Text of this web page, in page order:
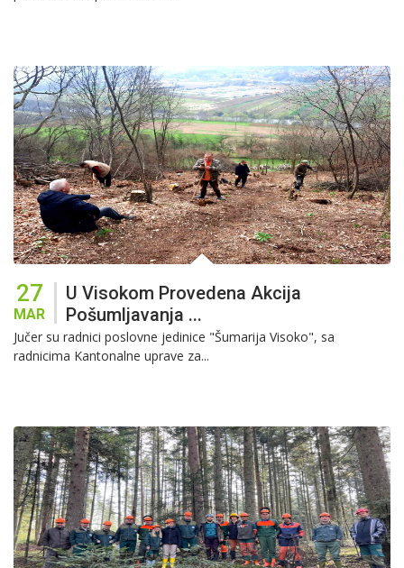
27
MAR
U Visokom Provedena Akcija
Pošumljavanja ...
Jučer su radnici poslovne jedinice "Šumarija Visoko", sa
radnicima Kantonalne uprave za...